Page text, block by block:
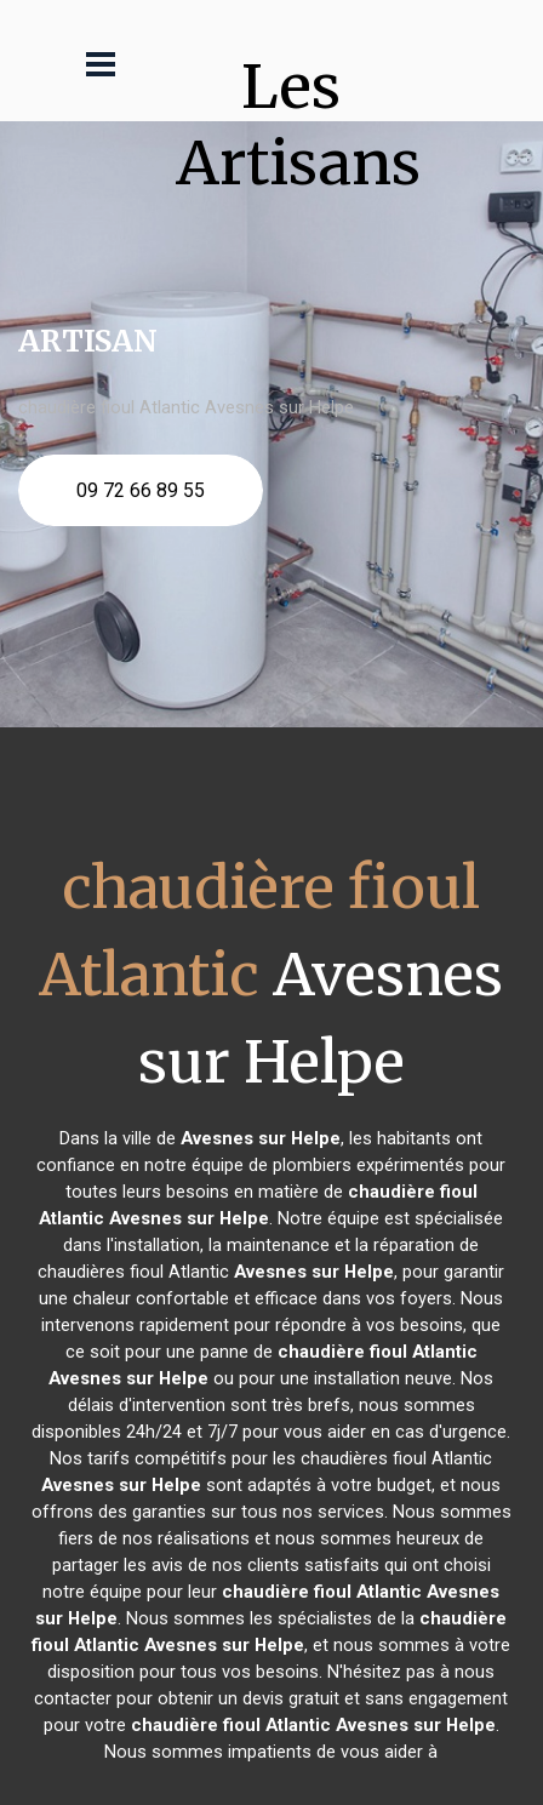
Les
Artisans
ARTISAN
chaudière fioul Atlantic Avesnes sur Helpe
09 72 66 89 55
chaudière fioul
Atlantic Avesnes
sur Helpe
Dans la ville deAvesnes sur Helpe, les habitants ont
confiance en notre équipe de plombiers expérimentés pour
toutes leurs besoins en matière de chaudière fioul
Atlantic Avesnes sur Helpe. Notre équipe est spécialisée
dans l'installation, la maintenance et la réparation de
chaudières fioul AtlanticAvesnes sur Helpe, pour garantir
une chaleur confortable et efficace dans vos foyers. Nous
intervenons rapidement pour répondre à vos besoins, que
ce soit pour une panne de chaudière fioul Atlantic
Avesnes sur Helpe ou pour une installation neuve. Nos
délais d'intervention sont très brefs, nous sommes
disponibles 24h/24 et 7j/7 pour vous aider en cas d'urgence.
Nos tarifs compétitifs pour les chaudières fioul Atlantic
Avesnes sur Helpe sont adaptés à votre budget, et nous
offrons des garanties sur tous nos services. Nous sommes
fiers de nos réalisations et nous sommes heureux de
partager les avis de nos clients satisfaits qui ont choisi
notre équipe pour leur chaudière fioul Atlantic Avesnes
sur Helpe. Nous sommes les spécialistes de la chaudière
fioul Atlantic Avesnes sur Helpe, et nous sommes à votre
disposition pour tous vos besoins. N'hésitez pas à nous
contacter pour obtenir un devis gratuit et sans engagement
pour votre chaudière fioul Atlantic Avesnes sur Helpe.
Nous sommes impatients de vous aider à